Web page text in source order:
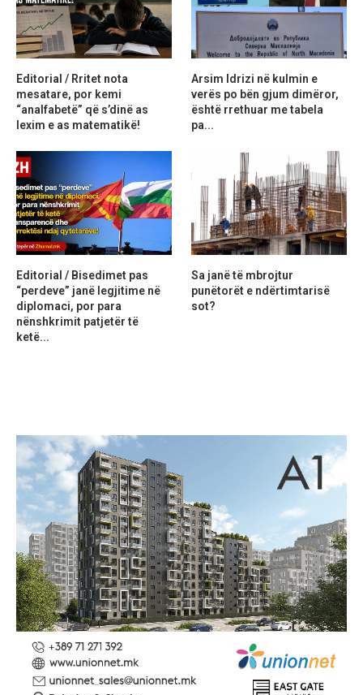
Editorial / Rritet nota
mesatare, por kemi
“analfabetë” që s’dinë as
lexim e as matematikë!
Arsim Idrizi në kulmin e
verës po bën gjum dimëror,
është rrethuar me tabela
pa...
Editorial / Bisedimet pas
“perdeve” janë legjitime në
diplomaci, por para
nënshkrimit patjetër të
ketë...
Sa janë të mbrojtur
punëtorët e ndërtimtarisë
sot?